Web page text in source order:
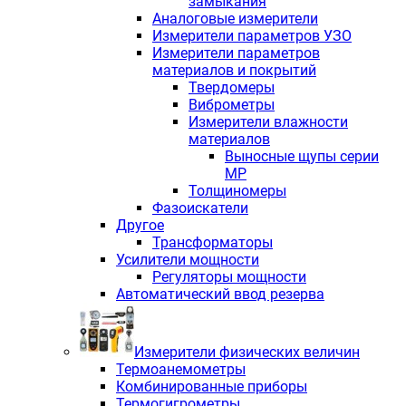
Аналоговые измерители
Измерители параметров УЗО
Измерители параметров
материалов и покрытий
Твердомеры
Виброметры
Измерители влажности
материалов
Выносные щупы серии
МР
Толщиномеры
Фазоискатели
Другое
Трансформаторы
Усилители мощности
Регуляторы мощности
Автоматический ввод резерва
Измерители физических величин
Термоанемометры
Комбинированные приборы